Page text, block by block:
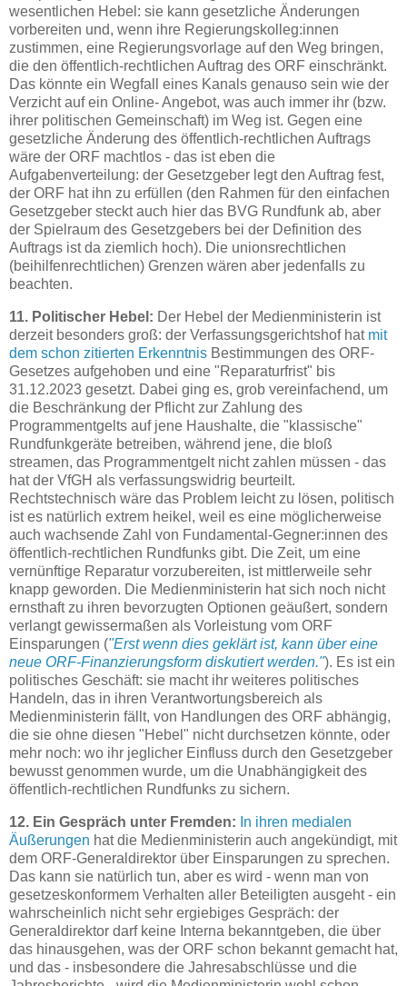
wesentlichen Hebel: sie kann gesetzliche Änderungen
vorbereiten und, wenn ihre Regierungskolleg:innen
zustimmen, eine Regierungsvorlage auf den Weg bringen,
die den öffentlich-rechtlichen Auftrag des ORF einschränkt.
Das könnte ein Wegfall eines Kanals genauso sein wie der
Verzicht auf ein Online- Angebot, was auch immer ihr (bzw.
ihrer politischen Gemeinschaft) im Weg ist. Gegen eine
gesetzliche Änderung des öffentlich-rechtlichen Auftrags
wäre der ORF machtlos - das ist eben die
Aufgabenverteilung: der Gesetzgeber legt den Auftrag fest,
der ORF hat ihn zu erfüllen (den Rahmen für den einfachen
Gesetzgeber steckt auch hier das BVG Rundfunk ab, aber
der Spielraum des Gesetzgebers bei der Definition des
Auftrags ist da ziemlich hoch). Die unionsrechtlichen
(beihilfenrechtlichen) Grenzen wären aber jedenfalls zu
beachten.
11. Politischer Hebel: Der Hebel der Medienministerin ist
derzeit besonders groß: der Verfassungsgerichtshof hat mit
dem schon zitierten Erkenntnis Bestimmungen des ORF-
Gesetzes aufgehoben und eine "Reparaturfrist" bis
31.12.2023 gesetzt. Dabei ging es, grob vereinfachend, um
die Beschränkung der Pflicht zur Zahlung des
Programmentgelts auf jene Haushalte, die "klassische"
Rundfunkgeräte betreiben, während jene, die bloß
streamen, das Programmentgelt nicht zahlen müssen - das
hat der VfGH als verfassungswidrig beurteilt.
Rechtstechnisch wäre das Problem leicht zu lösen, politisch
ist es natürlich extrem heikel, weil es eine möglicherweise
auch wachsende Zahl von Fundamental-Gegner:innen des
öffentlich-rechtlichen Rundfunks gibt. Die Zeit, um eine
vernünftige Reparatur vorzubereiten, ist mittlerweile sehr
knapp geworden. Die Medienministerin hat sich noch nicht
ernsthaft zu ihren bevorzugten Optionen geäußert, sondern
verlangt gewissermaßen als Vorleistung vom ORF
Einsparungen ("Erst wenn dies geklärt ist, kann über eine
neue ORF-Finanzierungsform diskutiert werden."). Es ist ein
politisches Geschäft: sie macht ihr weiteres politisches
Handeln, das in ihren Verantwortungsbereich als
Medienministerin fällt, von Handlungen des ORF abhängig,
die sie ohne diesen "Hebel" nicht durchsetzen könnte, oder
mehr noch: wo ihr jeglicher Einfluss durch den Gesetzgeber
bewusst genommen wurde, um die Unabhängigkeit des
öffentlich-rechtlichen Rundfunks zu sichern.
12. Ein Gespräch unter Fremden: In ihren medialen
Äußerungen hat die Medienministerin auch angekündigt, mit
dem ORF-Generaldirektor über Einsparungen zu sprechen.
Das kann sie natürlich tun, aber es wird - wenn man von
gesetzeskonformem Verhalten aller Beteiligten ausgeht - ein
wahrscheinlich nicht sehr ergiebiges Gespräch: der
Generaldirektor darf keine Interna bekanntgeben, die über
das hinausgehen, was der ORF schon bekannt gemacht hat,
und das - insbesondere die Jahresabschlüsse und die